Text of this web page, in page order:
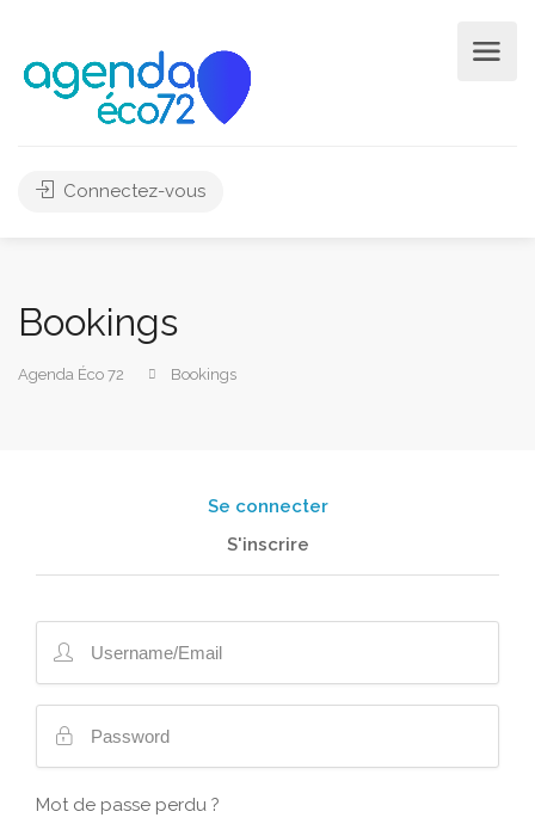
Connectez-vous
Bookings
Agenda Éco 72 Bookings
Se connecter
S'inscrire
Mot de passe perdu ?